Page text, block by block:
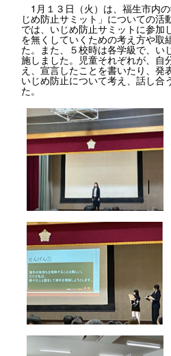
1月１３日（火）は、福生市内
じめ防止サミット」についての活
では、いじめ防止サミットに参加
を無くしていくための考え方や取
た。また、５校時は各学級で、い
施しました。児童それぞれが、自
え、宣言したことを書いたり、発
いじめ防止について考え、話し合
た。